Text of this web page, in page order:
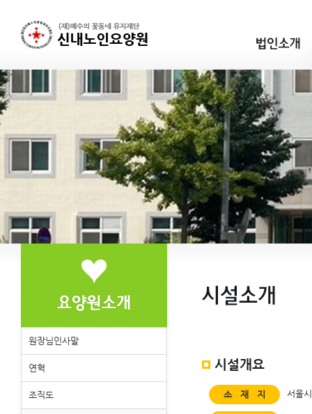
원장님인사말
연혁
조직도
시설개요
소 재 지 서울